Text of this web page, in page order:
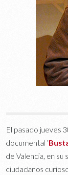
El pasado jueves
documental ‘
de Valencia, en
ciudadanos